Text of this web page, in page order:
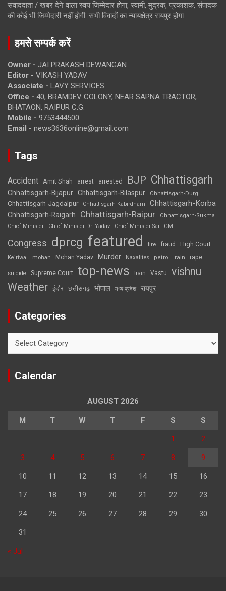
संवाददाता / खबर देने वाला स्वयं जिम्मेदार होगा, स्वामी, मुद्रक, प्रकाशक, संपादक
की कोई भी जिम्मेदारी नहीं होगी. सभी विवादों का न्यायक्षेत्र रायपुर होगा
हमसे सम्पर्क करें
Owner - JAI PRAKASH DEWANGAN
Editor - VIKASH YADAV
Associate - LAVY SERVICES
Office - 40, BRAMDEV COLONY, NEAR SAPNA TRACTOR,
BHATAON, RAIPUR C.G.
Mobile - 9753444500
Email - news3636online@gmail.com
Tags
Accident Amit Shah arrest arrested BJP Chhattisgarh
Chhattisgarh-Bijapur Chhattisgarh-Bilaspur Chhattisgarh-Durg
Chhattisgarh-Jagdalpur Chhattisgarh-Kabirdham Chhattisgarh-Korba
Chhattisgarh-Raigarh Chhattisgarh-Raipur
Chhattisgarh-Sukma
Chief Minister
Chief Minister Dr. Yadav Chief Minister Sai CM
Congress dprcg featured fire fraud High Court
Kejriwal mohan Mohan Yadav Murder Naxalites petrol rain rape
suicide Supreme Court top-news train Vastu vishnu
Weather इंदौर छत्तीसगढ़ भोपाल मध्य प्रदेश रायपुर
Categories
Calendar
AUGUST 2026
M T W T F S S
1 2
3 4 5 6 7 8 9
10 11 12 13 14 15 16
17 18 19 20 21 22 23
24 25 26 27 28 29 30
31
« Jul